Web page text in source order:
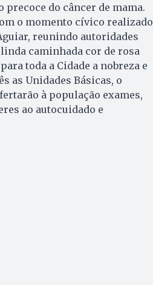
do câncer de mama.
o momento cívico realizado
reunindo autoridades
caminhada cor de rosa
toda a Cidade a nobreza e
as Unidades Básicas, o
à população exames,
ao autocuidado e